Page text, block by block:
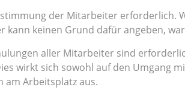
der Mitarbeiter erforderlich.
kann keinen Grund dafür angeben,
aller Mitarbeiter sind
wirkt sich sowohl auf den Umgang
am Arbeitsplatz aus.